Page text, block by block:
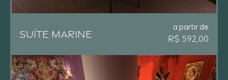
SUÍTE MARINE
a partir de
R$ 592,00